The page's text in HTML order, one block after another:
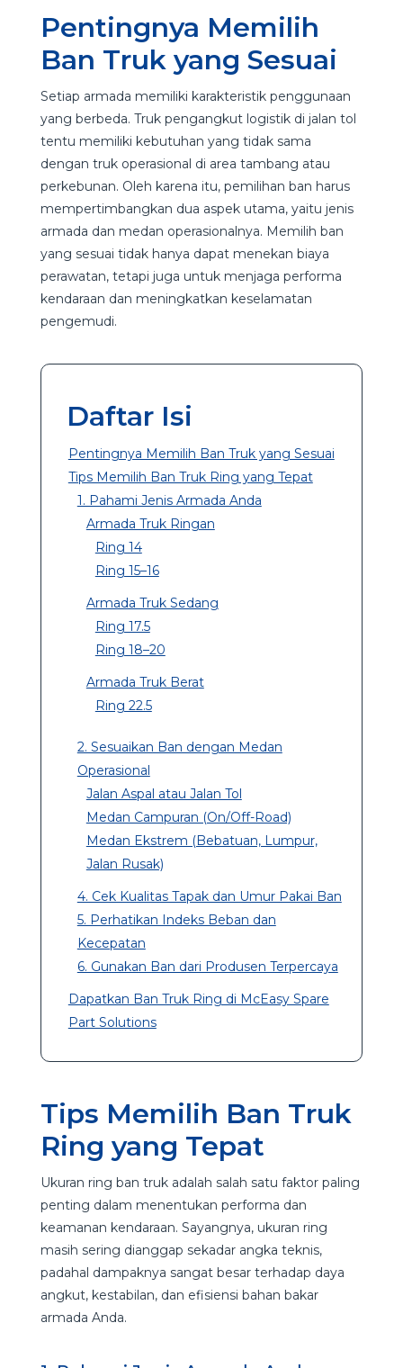
Pentingnya Memilih
Ban Truk yang Sesuai
Setiap armada memiliki karakteristik penggunaan
yang berbeda. Truk pengangkut logistik di jalan tol
tentu memiliki kebutuhan yang tidak sama
dengan truk operasional di area tambang atau
perkebunan. Oleh karena itu, pemilihan ban harus
mempertimbangkan dua aspek utama, yaitu jenis
armada dan medan operasionalnya. Memilih ban
yang sesuai tidak hanya dapat menekan biaya
perawatan, tetapi juga untuk menjaga performa
kendaraan dan meningkatkan keselamatan
pengemudi.
Daftar Isi
Pentingnya Memilih Ban Truk yang Sesuai
Tips Memilih Ban Truk Ring yang Tepat
1. Pahami Jenis Armada Anda
Armada Truk Ringan
Ring 14
Ring 15–16
Armada Truk Sedang
Ring 17.5
Ring 18–20
Armada Truk Berat
Ring 22.5
2. Sesuaikan Ban dengan Medan
Operasional
Jalan Aspal atau Jalan Tol
Medan Campuran (On/Off-Road)
Medan Ekstrem (Bebatuan, Lumpur,
Jalan Rusak)
4. Cek Kualitas Tapak dan Umur Pakai Ban
5. Perhatikan Indeks Beban dan
Kecepatan
6. Gunakan Ban dari Produsen Terpercaya
Dapatkan Ban Truk Ring di McEasy Spare
Part Solutions
Tips Memilih Ban Truk
Ring yang Tepat
Ukuran ring ban truk adalah salah satu faktor paling
penting dalam menentukan performa dan
keamanan kendaraan. Sayangnya, ukuran ring
masih sering dianggap sekadar angka teknis,
padahal dampaknya sangat besar terhadap daya
angkut, kestabilan, dan efisiensi bahan bakar
armada Anda.